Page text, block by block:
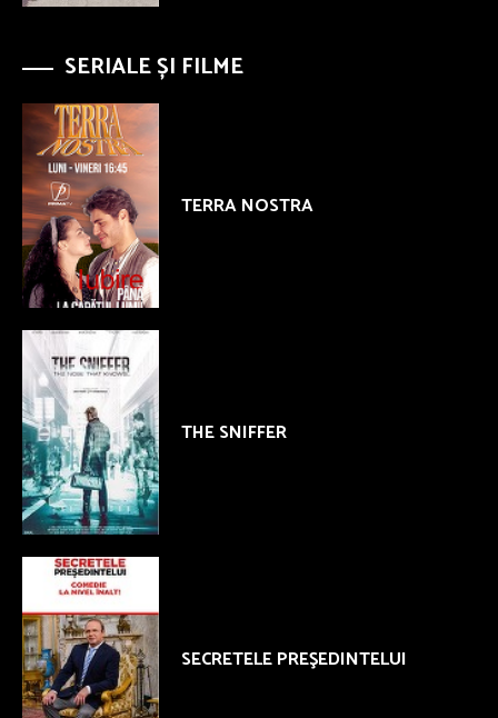
SERIALE ȘI FILME
TERRA NOSTRA
THE SNIFFER
SECRETELE PREŞEDINTELUI